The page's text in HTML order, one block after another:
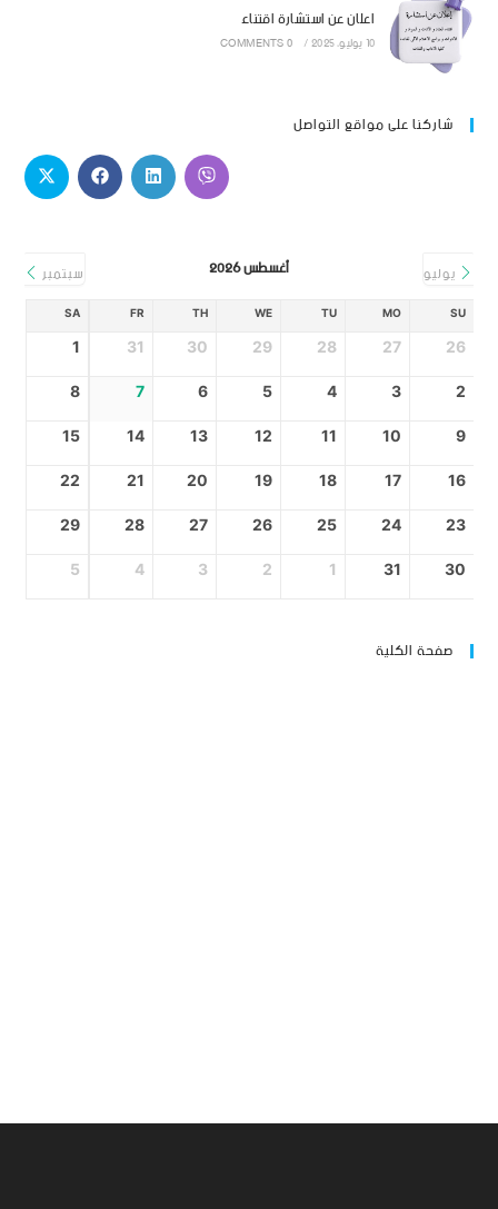
اعلان عن استشارة اقتناء
10 يوليو، 2025 /
0 COMMENTS
شاركنا على مواقع التواصل
يوليو أغسطس 2026 سبتمبر
SU
MO
TU
WE
TH
FR
SA
26
27
28
29
30
31
1
2
3
4
5
6
7
8
9
10
11
12
13
14
15
16
17
18
19
20
21
22
23
24
25
26
27
28
29
30
31
1
2
3
4
5
صفحة الكلية